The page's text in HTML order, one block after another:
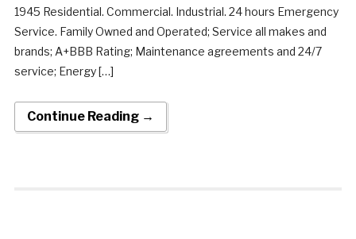
1945 Residential. Commercial. Industrial. 24 hours Emergency
Service. Family Owned and Operated; Service all makes and
brands; A+BBB Rating; Maintenance agreements and 24/7
service; Energy […]
Continue Reading →